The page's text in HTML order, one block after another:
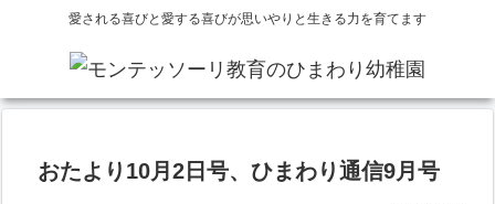
愛される喜びと愛する喜びが思いやりと生きる力を育てます
おたより10月2日号、ひまわり通信9月号